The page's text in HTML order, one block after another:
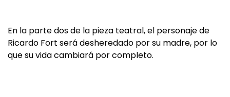
En la parte dos de la pieza teatral, el personaje de
Ricardo Fort será desheredado por su madre, por lo
que su vida cambiará por completo.